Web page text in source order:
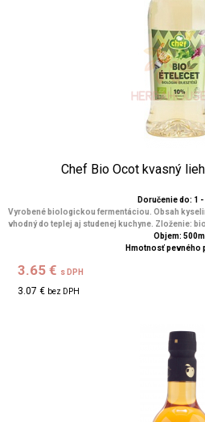
Chef Bio Ocot kvasný
Doručenie do: 1 -
Vyrobené biologickou fermentáciou. Obsah
vhodný do teplej aj studenej kuchyne. Zloženie: bio
Objem: 500ml
Hmotnosť pevného
3.65 € s DPH
3.07 € bez DPH